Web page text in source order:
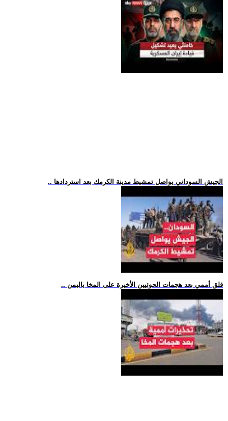
.. الجيش السوداني يواصل تمشيط مدينة الكرمك بعد استردادها
.. قلق أممي بعد هجمات الحوثيين الأخيرة على المخا باليمن